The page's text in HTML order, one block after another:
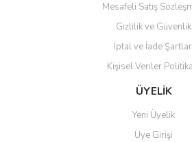
Mesafeli Satış
Gizlilik ve Güvenlik
İptal ve İade
Kişisel Veriler
ÜYELİK
Yeni Üyelik
Üye Girişi